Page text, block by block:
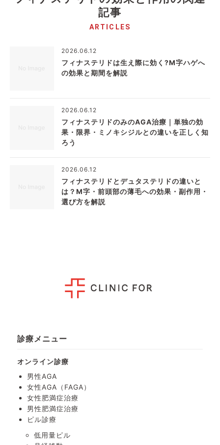
記事
ARTICLES
2026.06.12
フィナステリドは生え際に効く?M字ハゲへ
の効果と期間を解説
2026.06.12
フィナステリドのみのAGA治療｜単独の効
果・限界・ミノキシジルとの違いを正しく知
ろう
2026.06.12
フィナステリドとデュタステリドの違いと
は？M字・前頭部の薄毛への効果・副作用・
選び方を解説
診療メニュー
オンライン診療
男性AGA
女性AGA（FAGA）
女性肥満症治療
男性肥満症治療
ピル診療
低用量ピル